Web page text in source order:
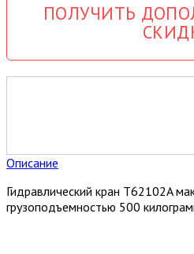
ПОЛУЧИТЬ
Описание
Гидравлический кран T62102A
грузоподъемностью 500